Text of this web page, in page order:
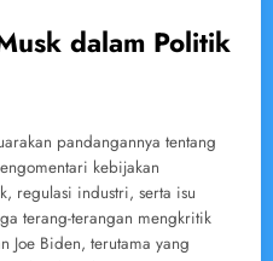
dalam Politik
pandangannya tentang
kebijakan
regulasi industri, serta isu
terang-terangan mengkritik
Joe Biden, terutama yang